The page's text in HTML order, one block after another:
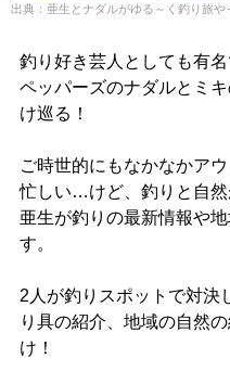
出典：亜生とナダルがゆる～く釣り旅や
釣り好き芸人としても有
ペッパーズのナダルとミ
け巡る！
ご時世的にもなかなかア
忙しい…けど、釣りと自然
亜生が釣りの最新情報や
す。
2人が釣りスポットで対決
り具の紹介、地域の自然
け！